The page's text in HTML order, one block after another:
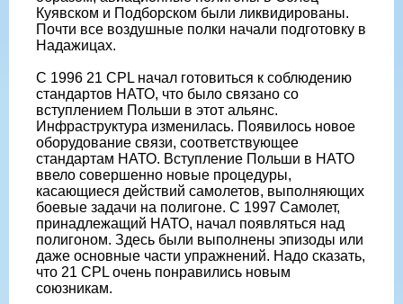
Куявском и Подборском были ликвидированы.
Почти все воздушные полки начали подготовку в
Надажицах.
С 1996 21 CPL начал готовиться к соблюдению
стандартов НАТО, что было связано со
вступлением Польши в этот альянс.
Инфраструктура изменилась. Появилось новое
оборудование связи, соответствующее
стандартам НАТО. Вступление Польши в НАТО
ввело совершенно новые процедуры,
касающиеся действий самолетов, выполняющих
боевые задачи на полигоне. С 1997 Самолет,
принадлежащий НАТО, начал появляться над
полигоном. Здесь были выполнены эпизоды или
даже основные части упражнений. Надо сказать,
что 21 CPL очень понравились новым
союзникам.